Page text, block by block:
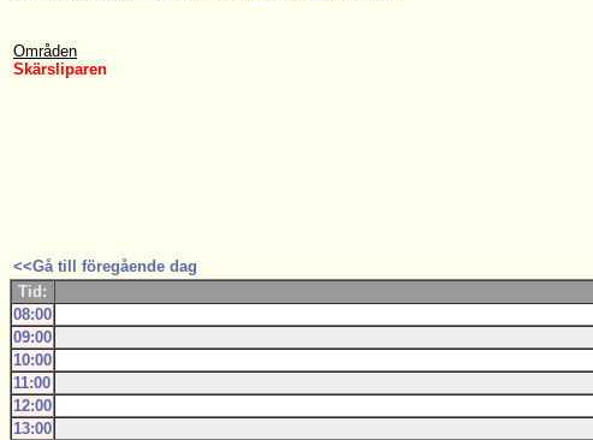
Områden
Skärsliparen
<<Gå till föregående dag
Tid:
08:00
09:00
10:00
11:00
12:00
13:00